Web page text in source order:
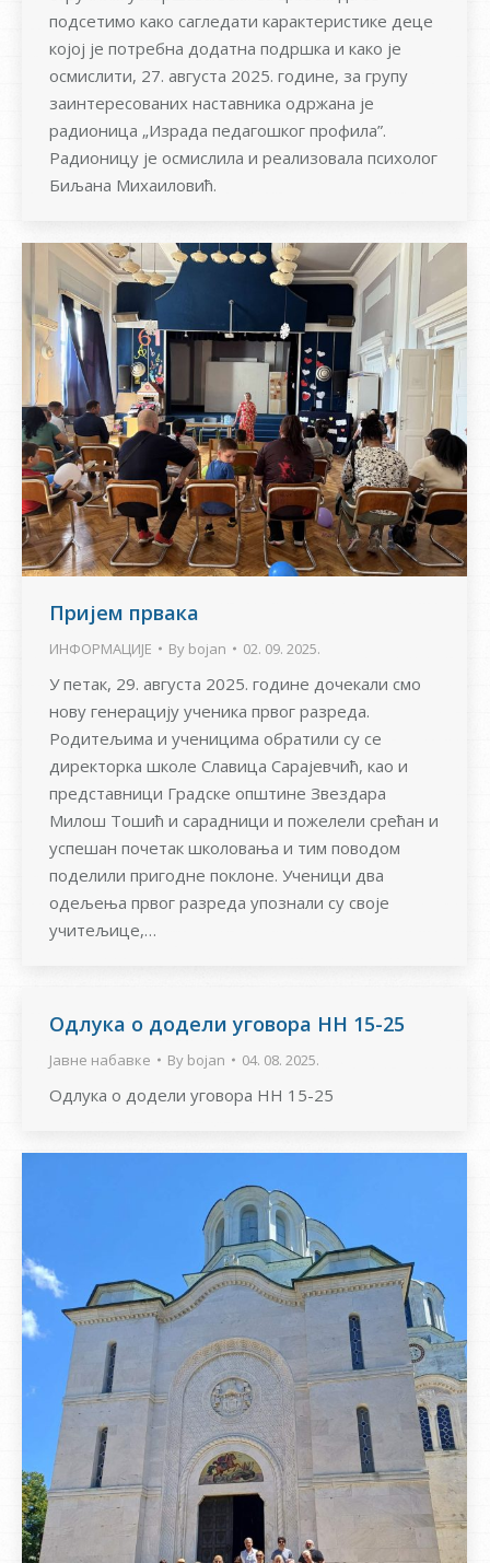
подсетимо како сагледати карактеристике деце
којој је потребна додатна подршка и како је
осмислити, 27. августа 2025. године, за групу
заинтересованих наставника одржана је
радионица „Израда педагошког профила”.
Радионицу је осмислила и реализовала психолог
Биљана Михаиловић.
Пријем првака
ИНФОРМАЦИЈЕ By bojan 02. 09. 2025.
У петак, 29. августа 2025. године дочекали смо
нову генерацију ученика првог разреда.
Родитељима и ученицима обратили су се
директорка школе Славица Сарајевчић, као и
представници Градске општине Звездара
Милош Тошић и сарадници и пожелели срећан и
успешан почетак школовања и тим поводом
поделили пригодне поклоне. Ученици два
одељења првог разреда упознали су своје
учитељице,…
Одлукa о додели уговора НН 15-25
Јавне набавке By bojan 04. 08. 2025.
Одлукa о додели уговора НН 15-25